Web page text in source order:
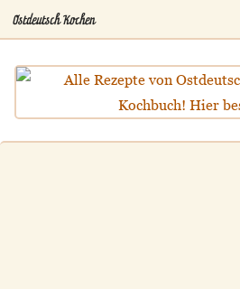
Ostdeutsch Kochen